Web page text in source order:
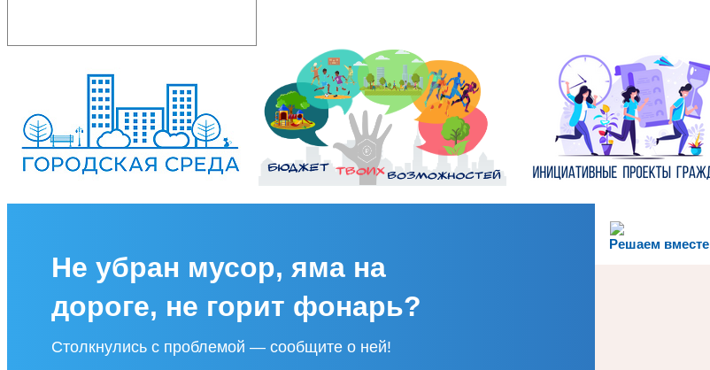
Решаем вместе
Не убран мусор, яма на
дороге, не горит фонарь?
Столкнулись с проблемой — сообщите о ней!